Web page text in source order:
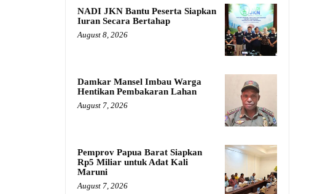
NADI JKN Bantu Peserta Siapkan
Iuran Secara Bertahap
August 8, 2026
Damkar Mansel Imbau Warga
Hentikan Pembakaran Lahan
August 7, 2026
Pemprov Papua Barat Siapkan
Rp5 Miliar untuk Adat Kali
Maruni
August 7, 2026